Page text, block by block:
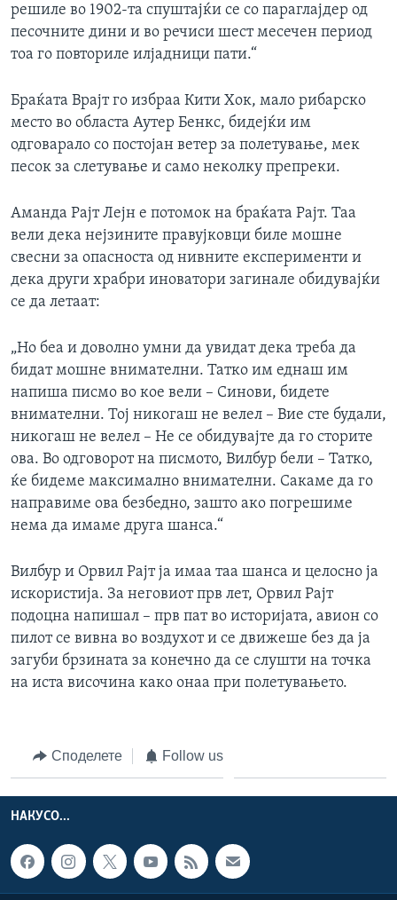
решиле во 1902-та спуштајќи се со параглајдер од
песочните дини и во речиси шест месечен период
тоа го повториле илјадници пати.“
Браќата Врајт го избраа Кити Хок, мало рибарско
место во областа Аутер Бенкс, бидејќи им
одговарало со постојан ветер за полетување, мек
песок за слетување и само неколку препреки.
Аманда Рајт Лејн е потомок на браќата Рајт. Таа
вели дека нејзините правујковци биле мошне
свесни за опасноста од нивните експерименти и
дека други храбри иноватори загинале обидувајќи
се да летаат:
„Но беа и доволно умни да увидат дека треба да
бидат мошне внимателни. Татко им еднаш им
напиша писмо во кое вели – Синови, бидете
внимателни. Тој никогаш не велел – Вие сте будали,
никогаш не велел – Не се обидувајте да го сторите
ова. Во одговорот на писмото, Вилбур бели – Татко,
ќе бидеме максимално внимателни. Сакаме да го
направиме ова безбедно, зашто ако погрешиме
нема да имаме друга шанса.“
Вилбур и Орвил Рајт ја имаа таа шанса и целосно ја
искористија. За неговиот прв лет, Орвил Рајт
подоцна напишал – прв пат во историјата, авион со
пилот се вивна во воздухот и се движеше без да ја
загуби брзината за конечно да се слушти на точка
на иста височина како онаа при полетувањето.
Споделете Follow us
НАКУСО...